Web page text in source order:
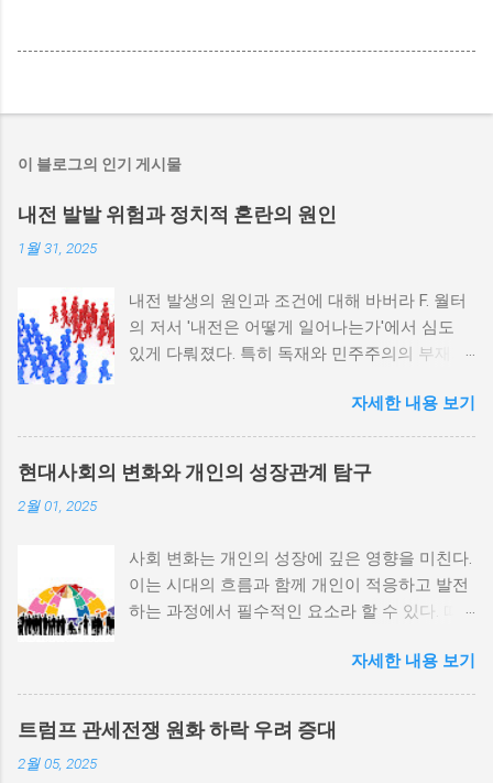
이 블로그의 인기 게시물
내전 발발 위험과 정치적 혼란의 원인
1월 31, 2025
내전 발생의 원인과 조건에 대해 바버라 F. 월터
의 저서 '내전은 어떻게 일어나는가'에서 심도
있게 다뤄졌다. 특히 독재와 민주주의의 부재가
정치적 파벌화와 경제·군사 체제의 불안정성이
내전의 촉매제가 된다는 사실은 우리에게 중요
한 교훈을 준다. 정치적 불안정성과 내전 발발
위험 정치적 불안정성은 내전 발발의 핵심 요인
적 갈등이 심화되고, 이로 인해 내전의 위험이
증가한다. 이와 같은 경우, 국민들은 정부에 대
한 불만을 느끼고, 체제 전복을 위해 무장 세력
역사적으로도 정치적 불안정성이 높은 국가에
서는 종종 내전이 발발했던 예가 많다. 이러한
비극적인 상황을 방지하기 위해서는 먼저 정치
자세한 내용 보기
현대사회의 변화와 개인의 성장관계 탐구
2월 01, 2025
사회 변화는 개인의 성장에 깊은 영향을 미친다.
이는 시대의 흐름과 함께 개인이 적응하고 발전
하는 과정에서 필수적인 요소라 할 수 있다. 따
탐구하는 것이 필요하다. 사회 변화의 의미와 구
조 사회 변화란 특정 사회의 구조, 문화, 가치관
등이 시간이 지남에 따라 변화하는 과정을 의미
한다. 이러한 변화는 다양한 요인에 의해 발생할
자세한 내용 보기
트럼프 관세전쟁 원화 하락 우려 증대
2월 05, 2025